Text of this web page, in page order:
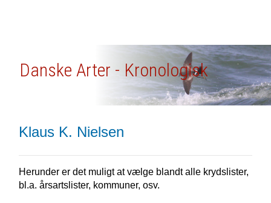
Danske Arter - Kronologisk
Klaus K. Nielsen
Herunder er det muligt at vælge blandt alle krydslister,
bl.a. årsartslister, kommuner, osv.